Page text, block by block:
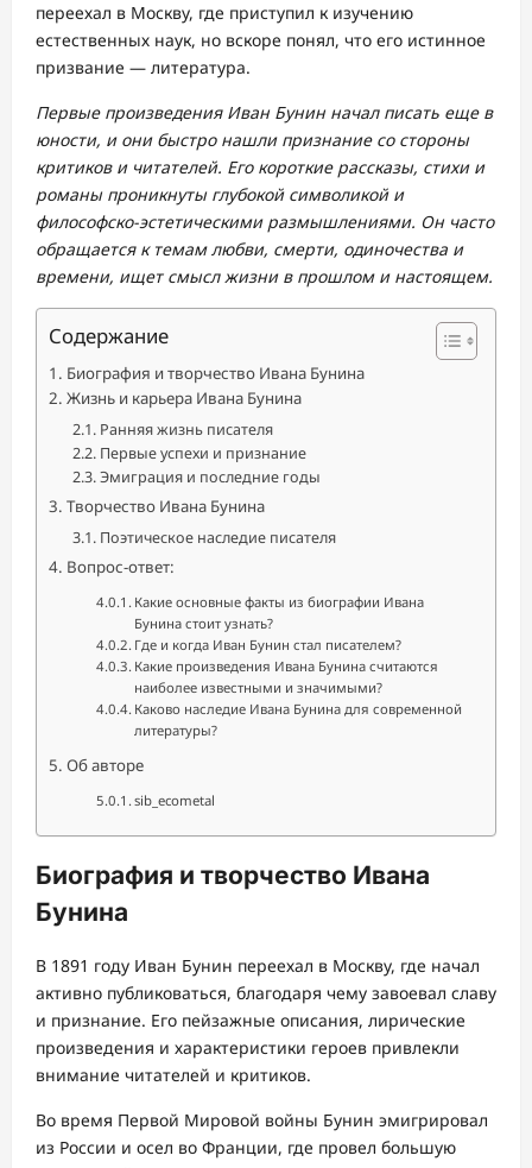
переехал в Москву, где приступил к изучению
естественных наук, но вскоре понял, что его истинное
призвание — литература.
Первые произведения Иван Бунин начал писать еще в
юности, и они быстро нашли признание со стороны
критиков и читателей. Его короткие рассказы, стихи и
романы проникнуты глубокой символикой и
философско-эстетическими размышлениями. Он часто
обращается к темам любви, смерти, одиночества и
времени, ищет смысл жизни в прошлом и настоящем.
Содержание
Биография и творчество Ивана Бунина
Жизнь и карьера Ивана Бунина
Ранняя жизнь писателя
Первые успехи и признание
Эмиграция и последние годы
Творчество Ивана Бунина
Поэтическое наследие писателя
Вопрос-ответ:
Какие основные факты из биографии Ивана
Бунина стоит узнать?
Где и когда Иван Бунин стал писателем?
Какие произведения Ивана Бунина считаются
наиболее известными и значимыми?
Каково наследие Ивана Бунина для современной
литературы?
Об авторе
sib_ecometal
Биография и творчество Ивана
Бунина
В 1891 году Иван Бунин переехал в Москву, где начал
активно публиковаться, благодаря чему завоевал славу
и признание. Его пейзажные описания, лирические
произведения и характеристики героев привлекли
внимание читателей и критиков.
Во время Первой Мировой войны Бунин эмигрировал
из России и осел во Франции, где провел большую